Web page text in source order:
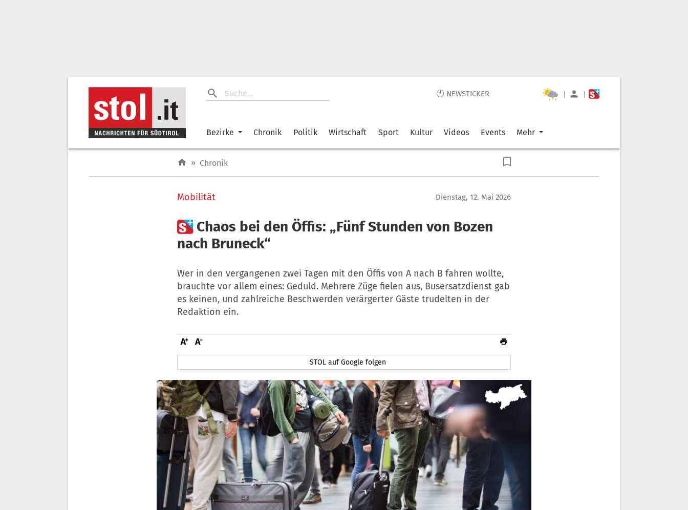
🕙 NEWSTICKER | |
Bezirke Chronik Politik Wirtschaft Sport Kultur Videos Events Mehr
» Chronik
Mobilität Dienstag, 12. Mai 2026
 Chaos bei den Öffis: „Fünf Stunden von Bozen
nach Bruneck“
Wer in den vergangenen zwei Tagen mit den Öffis von A nach B fahren wollte,
brauchte vor allem eines: Geduld. Mehrere Züge fielen aus, Busersatzdienst gab
es keinen, und zahlreiche Beschwerden verärgerter Gäste trudelten in der
Redaktion ein.
STOL auf Google folgen